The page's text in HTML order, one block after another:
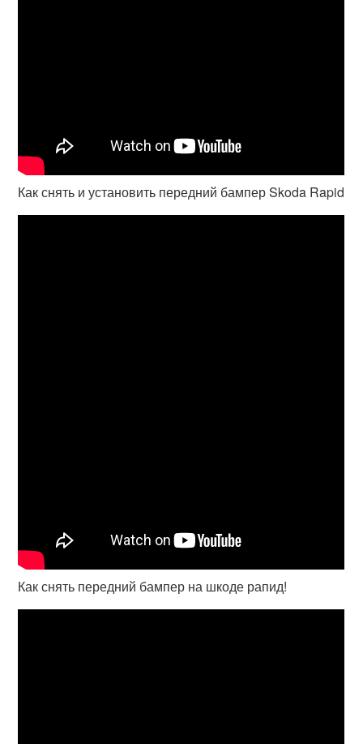
Как снять и установить передний бампер Skoda Rapid
Как снять передний бампер на шкоде рапид!